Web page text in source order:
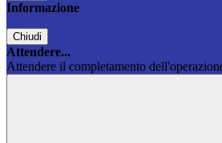
Informazione
Chiudi
Attendere...
Attendere il completamento